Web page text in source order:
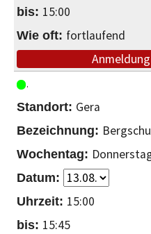
15:00
fortlaufend
Anmeldung
Gera
15:00
15:45